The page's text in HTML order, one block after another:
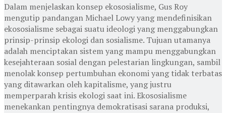
Dalam menjelaskan konsep ekososialisme, Gus Roy
mengutip pandangan Michael Lowy yang mendefinisikan
ekososialisme sebagai suatu ideologi yang menggabungkan
prinsip-prinsip ekologi dan sosialisme. Tujuan utamanya
adalah menciptakan sistem yang mampu menggabungkan
kesejahteraan sosial dengan pelestarian lingkungan, sambil
menolak konsep pertumbuhan ekonomi yang tidak terbatas
yang ditawarkan oleh kapitalisme, yang justru
memperparah krisis ekologi saat ini. Ekososialisme
menekankan pentingnya demokratisasi sarana produksi,